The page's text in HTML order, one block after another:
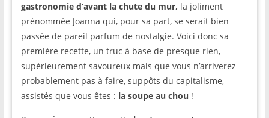
gastronomie d’avant la chute du mur, la joliment
prénommée Joanna qui, pour sa part, se serait bien
passée de pareil parfum de nostalgie. Voici donc sa
première recette, un truc à base de presque rien,
supérieurement savoureux mais que vous n’arriverez
probablement pas à faire, suppôts du capitalisme,
assistés que vous êtes : la soupe au chou !